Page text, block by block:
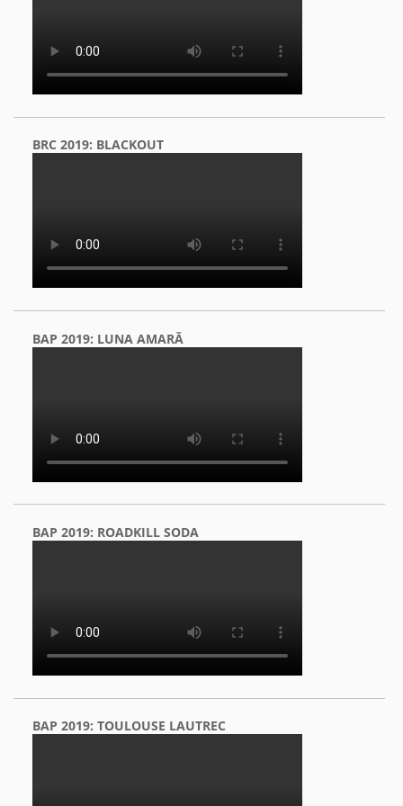
BRC 2019: BLACKOUT
BAP 2019: LUNA AMARĂ
BAP 2019: ROADKILL SODA
BAP 2019: TOULOUSE LAUTREC